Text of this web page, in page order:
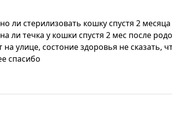
ли стерилизовать кошку спустя 2
ли течка у кошки спустя 2 мес после
улице, состоние здоровья не сказать,
спасибо